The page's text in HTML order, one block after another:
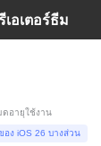
เอเตอร์ธีม
อายุใช้งาน
อง iOS 26 บางส่วน